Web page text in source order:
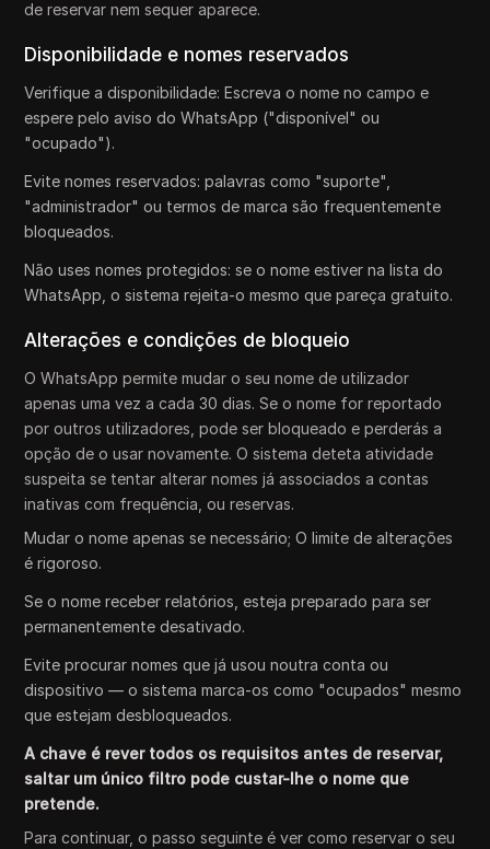
de reservar nem sequer aparece.
Disponibilidade e nomes reservados
Verifique a disponibilidade: Escreva o nome no campo e
espere pelo aviso do WhatsApp ("disponível" ou
"ocupado").
Evite nomes reservados: palavras como "suporte",
"administrador" ou termos de marca são frequentemente
bloqueados.
Não uses nomes protegidos: se o nome estiver na lista do
WhatsApp, o sistema rejeita-o mesmo que pareça gratuito.
Alterações e condições de bloqueio
O WhatsApp permite mudar o seu nome de utilizador
apenas uma vez a cada 30 dias. Se o nome for reportado
por outros utilizadores, pode ser bloqueado e perderás a
opção de o usar novamente. O sistema deteta atividade
suspeita se tentar alterar nomes já associados a contas
inativas com frequência, ou reservas.
Mudar o nome apenas se necessário; O limite de alterações
é rigoroso.
Se o nome receber relatórios, esteja preparado para ser
permanentemente desativado.
Evite procurar nomes que já usou noutra conta ou
dispositivo — o sistema marca-os como "ocupados" mesmo
que estejam desbloqueados.
A chave é rever todos os requisitos antes de reservar,
saltar um único filtro pode custar-lhe o nome que
pretende.
Para continuar, o passo seguinte é ver como reservar o seu